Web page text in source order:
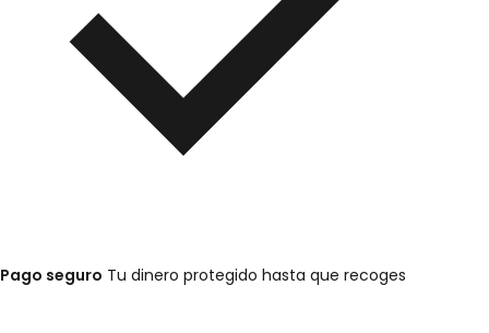
Pago seguro Tu dinero protegido hasta que recoges